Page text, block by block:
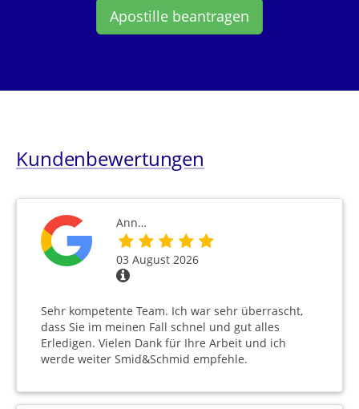
Apostille beantragen
Kundenbewertungen
Ann…
03 August 2026
Sehr kompetente Team. Ich war sehr überrascht,
dass Sie im meinen Fall schnel und gut alles
Erledigen. Vielen Dank für Ihre Arbeit und ich
werde weiter Smid&Schmid empfehle.